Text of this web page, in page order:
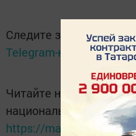
Следите за самым
Telegram-канале
Читайте новости
национальном
https://max.ru/tatmedia